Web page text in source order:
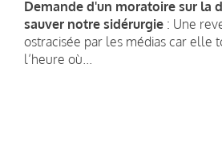
Demande d'un moratoire sur la
sauver notre sidérurgie : Une
ostracisée par les médias car elle
l’heure où...